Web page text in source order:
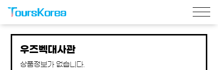
우즈벡대사관
상품정보가 없습니다.